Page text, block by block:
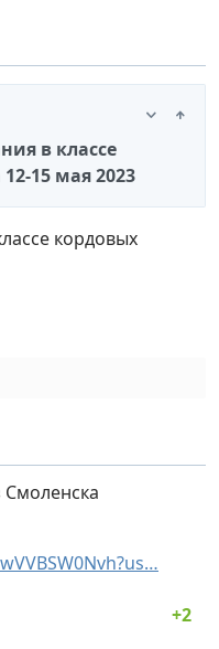
в классе
15 мая 2023
кордовых